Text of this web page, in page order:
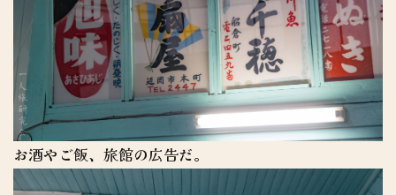
お酒やご飯、旅館の広告だ。